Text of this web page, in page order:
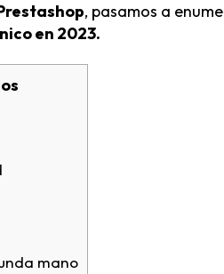
, pasamos a
en 2023.
mano